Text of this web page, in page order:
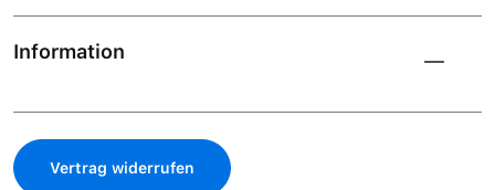
Information
Vertrag widerrufen